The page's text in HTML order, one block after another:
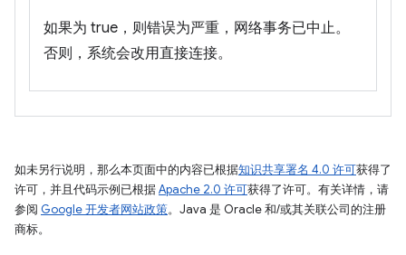
如果为 true，则错误为严重，网络事务已中止。
否则，系统会改用直接连接。
如未另行说明，那么本页面中的内容已根据知识共享署名 4.0 许可获得了
许可，并且代码示例已根据Apache 2.0 许可获得了许可。有关详情，请
参阅 Google 开发者网站政策。Java 是 Oracle 和/或其关联公司的注册
商标。